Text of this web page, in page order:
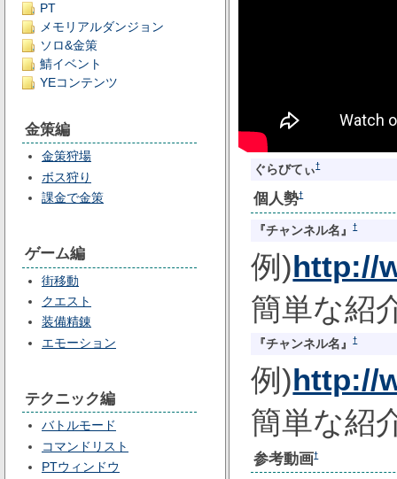
PT
メモリアルダンジョン
ソロ&金策
鯖イベント
YEコンテンツ
金策編
金策狩場
ボス狩り
課金で金策
ゲーム編
街移動
クエスト
装備精錬
エモーション
テクニック編
バトルモード
コマンドリスト
PTウィンドウ
ぐらびてぃ†
個人勢†
『チャンネル名』†
例)http://
簡単な紹
『チャンネル名』†
例)http://
簡単な紹
参考動画†